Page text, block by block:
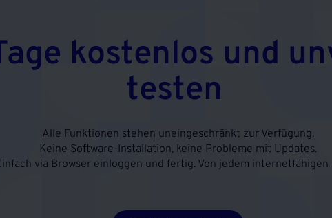
kostenlos und
testen
Alle Funktionen stehen uneingeschränkt zur Verfügung.
Keine Software-Installation, keine Probleme mit Updates.
via Browser einloggen und fertig. Von jedem internetfähigen